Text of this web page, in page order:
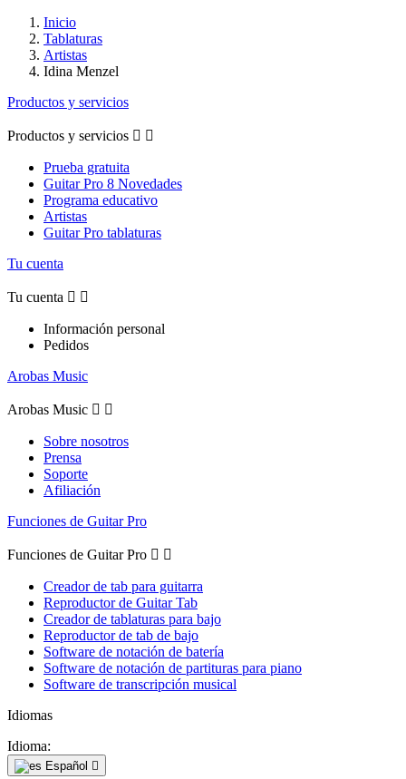
Inicio
Tablaturas
Artistas
Idina Menzel
Productos y servicios
Productos y servicios  
Prueba gratuita
Guitar Pro 8 Novedades
Programa educativo
Artistas
Guitar Pro tablaturas
Tu cuenta
Tu cuenta  
Información personal
Pedidos
Arobas Music
Arobas Music  
Sobre nosotros
Prensa
Soporte
Afiliación
Funciones de Guitar Pro
Funciones de Guitar Pro  
Creador de tab para guitarra
Reproductor de Guitar Tab
Creador de tablaturas para bajo
Reproductor de tab de bajo
Software de notación de batería
Software de notación de partituras para piano
Software de transcripción musical
Idiomas
Idioma:
Español 